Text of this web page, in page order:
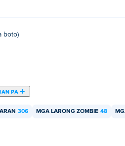
boto)
PA
306 MGA LARONG ZOMBIE 48